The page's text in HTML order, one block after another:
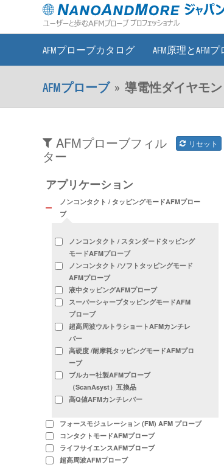
AFMプローブカタログ AFM原理とAFM
AFMプローブ» 導電性ダイヤモ
リセット
AFMプローブフィル
ター
アプリケーション
ノンコンタクト / タッピングモードAFMプロー
ブ
ノンコンタクト / スタンダードタッピング
モードAFMプローブ
ノンコンタクト /ソフトタッピングモード
AFMプローブ
液中タッピングAFMプローブ
スーパーシャープタッピングモードAFM
プローブ
超高周波ウルトラショートAFMカンチレ
バー
高硬度 /耐摩耗タッピングモードAFMプロ
ーブ
ブルカー社製AFMプローブ
（ScanAsyst）互換品
高Q値AFMカンチレバー
フォースモジュレーション (FM) AFM プローブ
コンタクトモードAFMプローブ
ライフサイエンスAFMプローブ
超高周波AFMプローブ